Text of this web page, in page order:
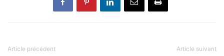
Article précédent Article suivant